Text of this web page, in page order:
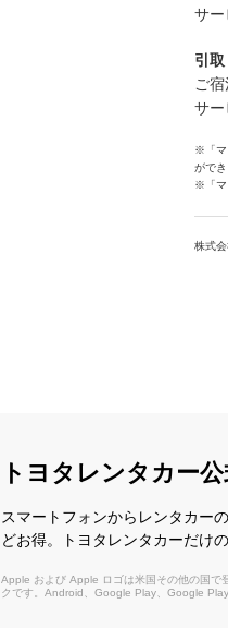
サー
引取
ご
サー
※「マ
がで
※「マ
株式
トヨタレンタカー
スマートフォンからレンタカー
どお得。トヨタレンタカーだけ
Apple および Apple ロゴは米国その他の国
クです。Android、Google Play、Google